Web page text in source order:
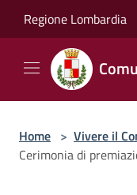
Regione Lombardia
Home > Vivere il
Cerimonia di